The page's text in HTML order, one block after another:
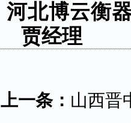
河北博云衡
贾经理
上一条： 山西晋